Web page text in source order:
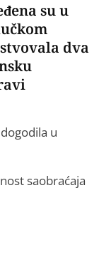
su u
dva
u
saobraćaja